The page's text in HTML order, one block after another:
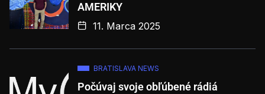
AMERIKY
11. Marca 2025
BRATISLAVA NEWS
Počúvaj svoje obľúbené rádiá